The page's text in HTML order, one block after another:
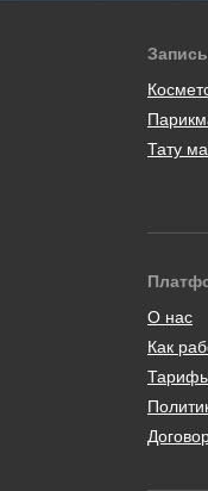
Тату
О нас
Как